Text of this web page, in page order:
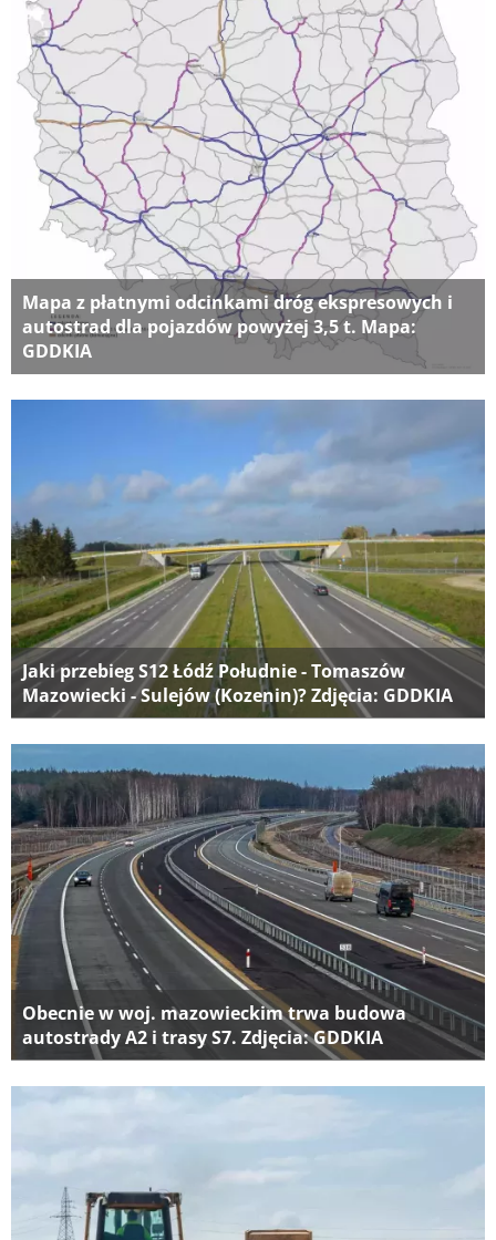
Mapa z płatnymi odcinkami dróg ekspresowych i
autostrad dla pojazdów powyżej 3,5 t. Mapa:
GDDKIA
Jaki przebieg S12 Łódź Południe - Tomaszów
Mazowiecki - Sulejów (Kozenin)? Zdjęcia: GDDKIA
Obecnie w woj. mazowieckim trwa budowa
autostrady A2 i trasy S7. Zdjęcia: GDDKIA